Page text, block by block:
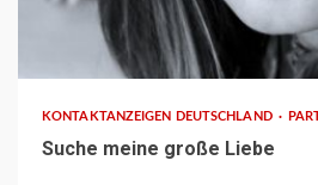
KONTAKTANZEIGEN DEUTSCHLAND
Suche meine große Liebe